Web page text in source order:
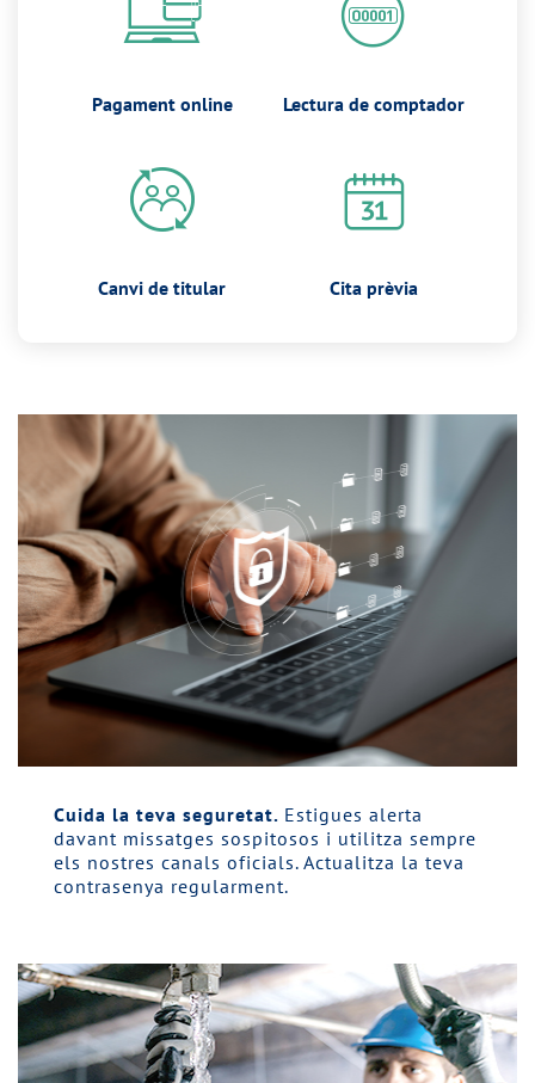
Pagament online Lectura de comptador
Canvi de titular Cita prèvia
Cuida la teva seguretat. Estigues alerta
davant missatges sospitosos i utilitza sempre
els nostres canals oficials. Actualitza la teva
contrasenya regularment.